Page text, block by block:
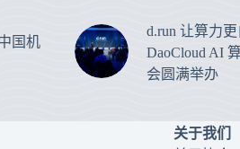
国机
d.run 让算力
DaoCloud AI
会圆满举办
关于我们